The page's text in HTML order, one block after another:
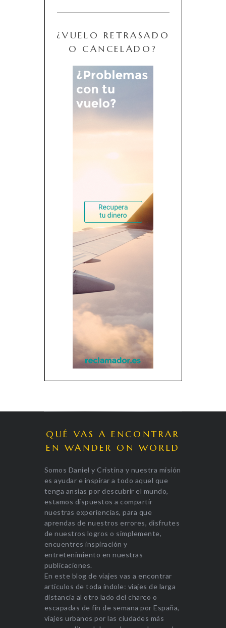
¿VUELO RETRASADO
O CANCELADO?
QUÉ VAS A ENCONTRAR
EN WANDER ON WORLD
Somos Daniel y Cristina y nuestra misión
es ayudar e inspirar a todo aquel que
tenga ansias por descubrir el mundo,
estamos dispuestos a compartir
nuestras experiencias, para que
aprendas de nuestros errores, disfrutes
de nuestros logros o simplemente,
encuentres inspiración y
entretenimiento en nuestras
publicaciones.
En este blog de viajes vas a encontrar
artículos de toda índole: viajes de larga
distancia al otro lado del charco o
escapadas de fin de semana por España,
viajes urbanos por las ciudades más